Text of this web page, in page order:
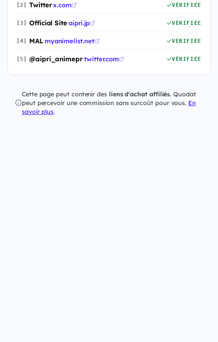
[2] Twitter·x.com VÉRIFIÉE
[3] Official Site·aipri.jp VÉRIFIÉE
[4] MAL·myanimelist.net VÉRIFIÉE
[5] @aipri_animepr·twitter.com VÉRIFIÉE
Cette page peut contenir des liens d'achat affiliés. Quodat
peut percevoir une commission sans surcoût pour vous. En
savoir plus.